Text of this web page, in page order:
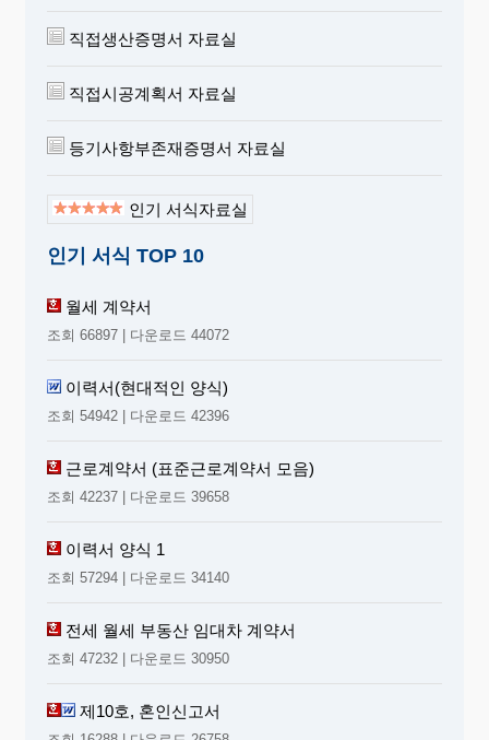
직접생산증명서 자료실
직접시공계획서 자료실
등기사항부존재증명서 자료실
인기 서식자료실
인기 서식 TOP 10
월세 계약서
조회 66897 | 다운로드 44072
이력서(현대적인 양식)
조회 54942 | 다운로드 42396
근로계약서 (표준근로계약서 모음)
조회 42237 | 다운로드 39658
이력서 양식 1
조회 57294 | 다운로드 34140
전세 월세 부동산 임대차 계약서
조회 47232 | 다운로드 30950
제10호, 혼인신고서